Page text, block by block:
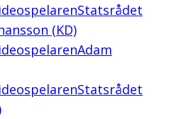
Statsrådet
(KD)
Adam
Statsrådet